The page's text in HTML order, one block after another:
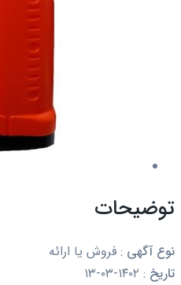
توضیحات
نوع آگهی : فروش یا ارائه
تاریخ :